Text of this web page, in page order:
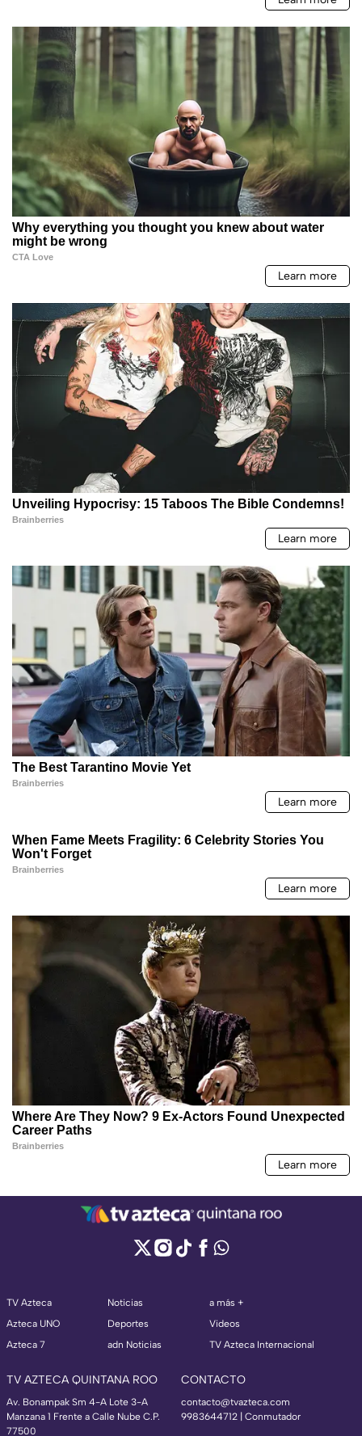
TV Azteca
Azteca UNO
Azteca 7
Noticias
Deportes
adn Noticias
a más +
Videos
TV Azteca Internacional
TV AZTECA QUINTANA ROO
Av. Bonampak Sm 4-A Lote 3-A
Manzana 1 Frente a Calle Nube C.P.
77500
CONTACTO
contacto@tvazteca.com
9983644712 | Conmutador